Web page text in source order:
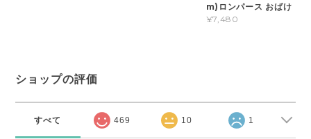
m)ロンパース おばけ
¥7,480
ショップの評価
すべて 469 10 1